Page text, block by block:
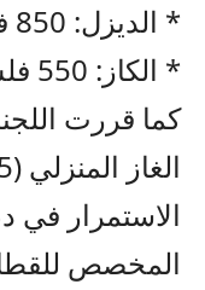
* الديزل: 850 فلس/لتر
* الكاز: 550 فلس/لتر
كما قررت
الاستمرار في
المخصص